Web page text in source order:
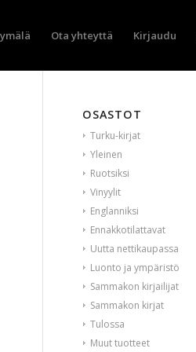
Ota yhteyttä Kirjaudu
OSASTOT
Turku-kirjat
Yleinen
Ruotsiksi
Vinyylit
Englanniksi
Ennakkotilattavat
Uutta nettikaupassa
Luonto ja ympäristö
Sammakon kirjailijat
Sammakon kirjat
Tulossa
Muut tuotteet